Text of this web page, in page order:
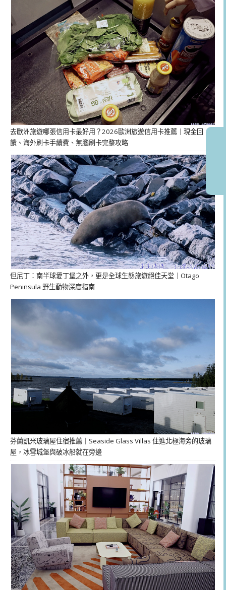
去歐洲旅遊哪張信用卡最好用？2026歐洲旅遊信用卡推薦｜現金回
饋、海外刷卡手續費、無腦刷卡完整攻略
但尼丁：南半球愛丁堡之外，更是全球生態旅遊絕佳天堂｜Otago
Peninsula 野生動物深度指南
芬蘭凱米玻璃屋住宿推薦｜Seaside Glass Villas 住進北極海旁的玻璃
屋，冰雪城堡與破冰船就在旁邊